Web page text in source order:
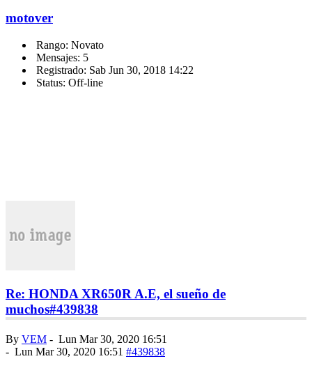
motover
Rango: Novato
Mensajes: 5
Registrado: Sab Jun 30, 2018 14:22
Status: Off-line
Re: HONDA XR650R A.E, el sueño de
muchos#439838
By VEM - Lun Mar 30, 2020 16:51
- Lun Mar 30, 2020 16:51 #439838